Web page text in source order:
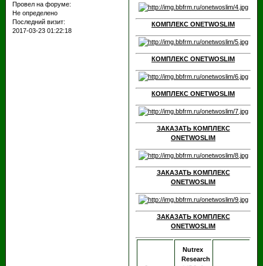
Провел на форуме:
Не определено
Последний визит:
2017-03-23 01:22:18
КОМПЛЕКС ONETWOSLIM
КОМПЛЕКС ONETWOSLIM
КОМПЛЕКС ONETWOSLIM
ЗАКАЗАТЬ КОМПЛЕКС
ONETWOSLIM
ЗАКАЗАТЬ КОМПЛЕКС
ONETWOSLIM
ЗАКАЗАТЬ КОМПЛЕКС
ONETWOSLIM
Nutrex
Research